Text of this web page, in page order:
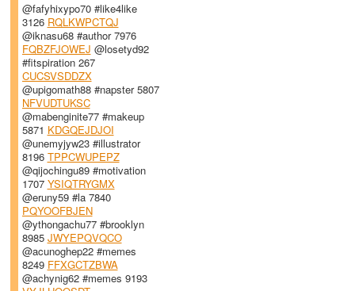
@fafyhixypo70 #like4like
3126 RQLKWPCTQJ
@iknasu68 #author 7976
FQBZFJOWEJ @losetyd92
#fitspiration 267
CUCSVSDDZX
@upigomath88 #napster 5807
NFVUDTUKSC
@mabenginite77 #makeup
5871 KDGQEJDJOI
@unemyjyw23 #illustrator
8196 TPPCWUPEPZ
@qijochingu89 #motivation
1707 YSIQTRYGMX
@eruny59 #la 7840
PQYOOFBJEN
@ythongachu77 #brooklyn
8985 JWYEPQVQCO
@acunoghep22 #memes
8249 FFXGCTZBWA
@achynig62 #memes 9193